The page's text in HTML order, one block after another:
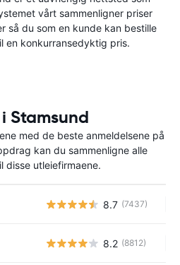
vårt sammenligner priser
så du som en kunde kan bestille
en konkurransedyktig pris.
Stamsund
med de beste anmeldelsene på
kan du sammenligne alle
disse utleiefirmaene.
8.7 (7437)
8.2 (8812)